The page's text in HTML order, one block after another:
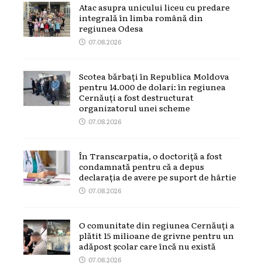
Atac asupra unicului liceu cu predare
integrală în limba română din
regiunea Odesa
07.08.2026
Scotea bărbați în Republica Moldova
pentru 14.000 de dolari: în regiunea
Cernăuți a fost destructurat
organizatorul unei scheme
07.08.2026
În Transcarpatia, o doctoriță a fost
condamnată pentru că a depus
declarația de avere pe suport de hârtie
07.08.2026
O comunitate din regiunea Cernăuți a
plătit 15 milioane de grivne pentru un
adăpost școlar care încă nu există
07.08.2026